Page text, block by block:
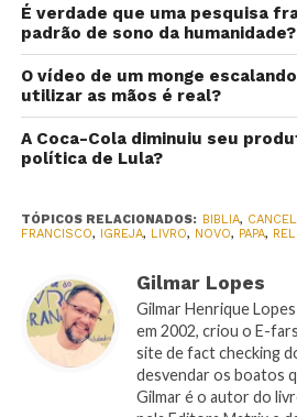
É verdade que uma pesquisa
padrão de sono da humanidade?
O vídeo de um monge
utilizar as mãos é real?
A Coca-Cola diminuiu seu
política de Lula?
TÓPICOS RELACIONADOS: BIBLIA,
FRANCISCO, IGREJA, LIVRO, NOVO, PAPA,
Gilmar Lopes
Gilmar Henrique
em 2002, criou o E-
site de fact checking
desvendar os boatos
Gilmar é o autor do